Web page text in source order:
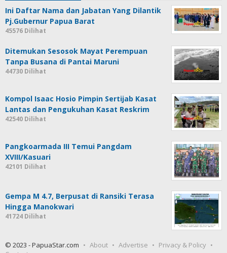
Ini Daftar Nama dan Jabatan Yang Dilantik
Pj.Gubernur Papua Barat
45576 Dilihat
Ditemukan Sesosok Mayat Perempuan
Tanpa Busana di Pantai Maruni
44730 Dilihat
Kompol Isaac Hosio Pimpin Sertijab Kasat
Lantas dan Pengukuhan Kasat Reskrim
42540 Dilihat
Pangkoarmada III Temui Pangdam
XVIII/Kasuari
42101 Dilihat
Gempa M 4.7, Berpusat di Ransiki Terasa
Hingga Manokwari
41724 Dilihat
© 2023 - PapuaStar.com About Advertise
Privacy & Policy